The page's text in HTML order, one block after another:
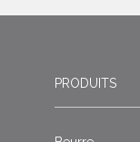
PRODUITS